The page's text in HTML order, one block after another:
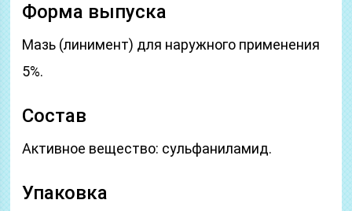
Форма выпуска
Мазь (линимент) для наружного применения
5%.
Состав
Активное вещество: сульфаниламид.
Упаковка